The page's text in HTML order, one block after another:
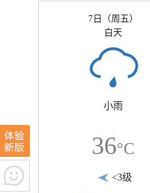
7日（周五）
白天
小雨
36°C
<3级